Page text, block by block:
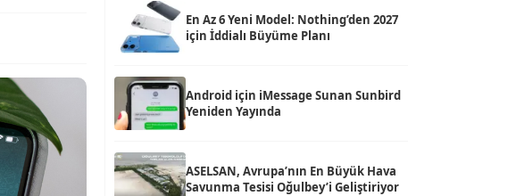
En Az 6 Yeni Model: Nothing’den 2027
için İddialı Büyüme Planı
Android için iMessage Sunan Sunbird
Yeniden Yayında
ASELSAN, Avrupa’nın En Büyük Hava
Savunma Tesisi Oğulbey’i Geliştiriyor